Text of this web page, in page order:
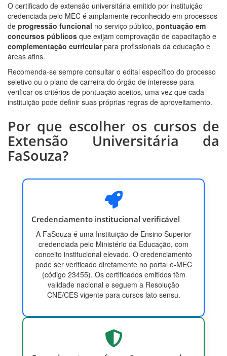
O certificado de extensão universitária emitido por instituição
credenciada pelo MEC é amplamente reconhecido em processos
de progressão funcional no serviço público, pontuação em
concursos públicos que exijam comprovação de capacitação e
complementação curricularpara profissionais da educação e
áreas afins.
Recomenda-se sempre consultar o edital específico do processo
seletivo ou o plano de carreira do órgão de interesse para
verificar os critérios de pontuação aceitos, uma vez que cada
instituição pode definir suas próprias regras de aproveitamento.
Por que escolher os cursos de
Extensão Universitária da
FaSouza?
Credenciamento institucional verificável
A FaSouza é uma Instituição de Ensino Superior
credenciada pelo Ministério da Educação, com
conceito institucional elevado. O credenciamento
pode ser verificado diretamente no portal e-MEC
(código 23455). Os certificados emitidos têm
validade nacional e seguem a Resolução
CNE/CES vigente para cursos lato sensu.